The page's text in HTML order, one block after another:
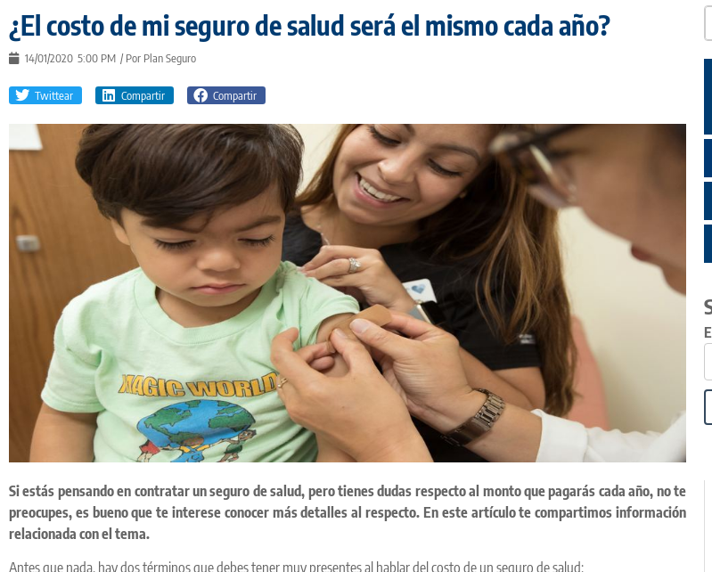
¿El costo de mi seguro de salud será el mismo cada año?
14/01/2020 5:00 PM / Por Plan Seguro
Twittear Compartir Compartir
Si estás pensando en contratar un seguro de salud, pero tienes dudas respecto al monto que pagarás cada año, no te
preocupes, es bueno que te interese conocer más detalles al respecto. En este artículo te compartimos información
relacionada con el tema.
Antes que nada, hay dos términos que debes tener muy presentes al hablar del costo de un seguro de salud: